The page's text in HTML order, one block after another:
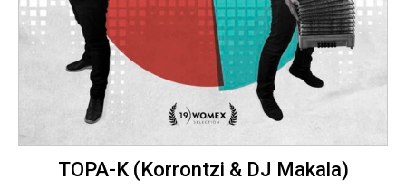
TOPA-K (Korrontzi & DJ Makala)